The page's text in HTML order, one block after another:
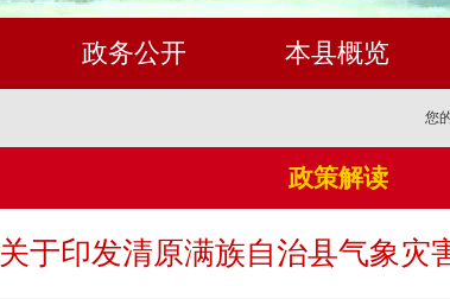
政务公开 本县概览
您
政策解读
关于印发清原满族自治县气象灾